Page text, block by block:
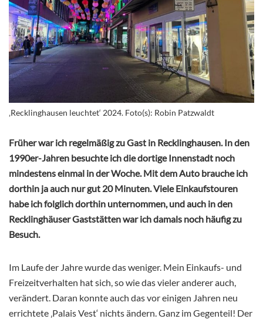
‚Recklinghausen leuchtet‘ 2024. Foto(s): Robin Patzwaldt
Früher war ich regelmäßig zu Gast in Recklinghausen. In den
1990er-Jahren besuchte ich die dortige Innenstadt noch
mindestens einmal in der Woche. Mit dem Auto brauche ich
dorthin ja auch nur gut 20 Minuten. Viele Einkaufstouren
habe ich folglich dorthin unternommen, und auch in den
Recklinghäuser Gaststätten war ich damals noch häufig zu
Besuch.
Im Laufe der Jahre wurde das weniger. Mein Einkaufs- und
Freizeitverhalten hat sich, so wie das vieler anderer auch,
verändert. Daran konnte auch das vor einigen Jahren neu
errichtete ‚Palais Vest‘ nichts ändern. Ganz im Gegenteil! Der